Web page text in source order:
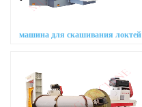
машина для скашивания локтей